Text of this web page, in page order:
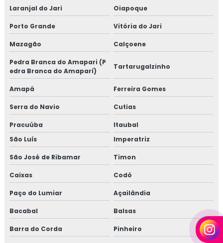
Laranjal do Jari Oiapoque
Porto Grande Vitória do Jari
Mazagão Calçoene
Pedra Branca do Amapari (P
edra Branca do Amaparí)
Tartarugalzinho
Amapá Ferreira Gomes
Serra do Navio Cutias
Pracuúba
Itaubal
São Luís
Imperatriz
São José de Ribamar Timon
Caixas Codó
Paço do Lumiar Açailândia
Bacabal Balsas
Barra do Corda Pinheiro